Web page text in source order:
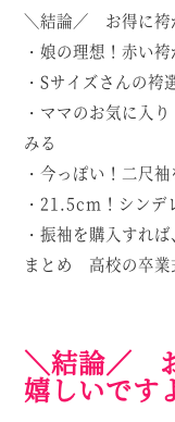
＼結論／ お得に袴
・娘の理想！赤い袴
・Sサイズさんの袴
・ママのお気に入
みる
・今っぽい！二尺
・21.5cm！シンデ
・振袖を購入すれ
まとめ 高校の卒業
＼結論／
嬉しいです